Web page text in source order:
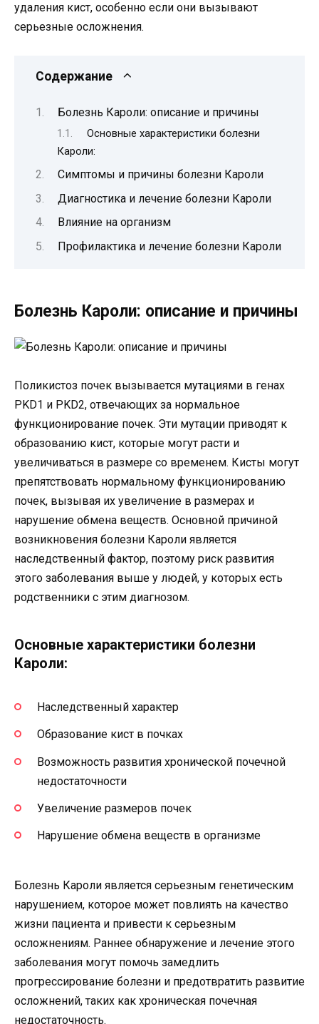
удаления кист, особенно если они вызывают
серьезные осложнения.
Содержание
Болезнь Кароли: описание и причины
Основные характеристики болезни
Кароли:
Симптомы и причины болезни Кароли
Диагностика и лечение болезни Кароли
Влияние на организм
Профилактика и лечение болезни Кароли
Болезнь Кароли: описание и причины
Поликистоз почек вызывается мутациями в генах
PKD1 и PKD2, отвечающих за нормальное
функционирование почек. Эти мутации приводят к
образованию кист, которые могут расти и
увеличиваться в размере со временем. Кисты могут
препятствовать нормальному функционированию
почек, вызывая их увеличение в размерах и
нарушение обмена веществ. Основной причиной
возникновения болезни Кароли является
наследственный фактор, поэтому риск развития
этого заболевания выше у людей, у которых есть
родственники с этим диагнозом.
Основные характеристики болезни
Кароли:
Наследственный характер
Образование кист в почках
Возможность развития хронической почечной
недостаточности
Увеличение размеров почек
Нарушение обмена веществ в организме
Болезнь Кароли является серьезным генетическим
нарушением, которое может повлиять на качество
жизни пациента и привести к серьезным
осложнениям. Раннее обнаружение и лечение этого
заболевания могут помочь замедлить
прогрессирование болезни и предотвратить развитие
осложнений, таких как хроническая почечная
недостаточность.